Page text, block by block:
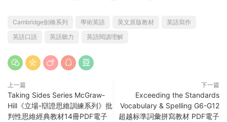
Cambridge劍橋系列 學術英語 英文原版教材
英語寫作
英語口語
英語聽力 英語閱讀理解
上一篇
Taking Sides Series McGraw-
Hill《立場-辯證思維訓練系列》批
判性思維經典教材14冊PDF電子
下一篇
Exceeding the Standards
Vocabulary & Spelling G6-G12
超越标準詞彙拼寫教材 PDF電子